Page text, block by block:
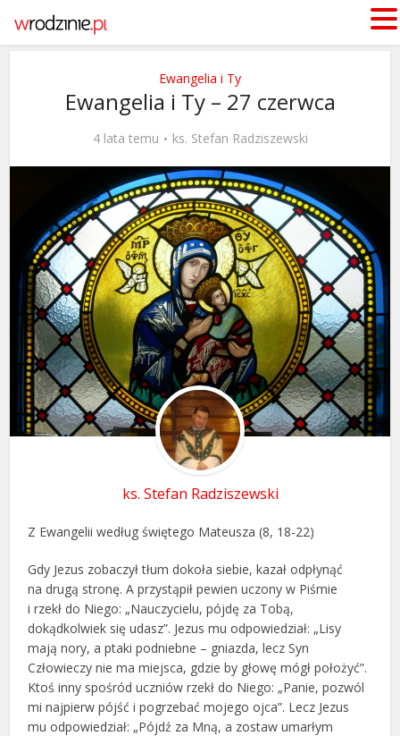
Ewangelia i Ty
Ewangelia i Ty – 27 czerwca
4 lata temu ks. Stefan Radziszewski
ks. Stefan Radziszewski
Z Ewangelii według świętego Mateusza (8, 18-22)
Gdy Jezus zobaczył tłum dokoła siebie, kazał odpłynąć
na drugą stronę. A przystąpił pewien uczony w Piśmie
i rzekł do Niego: „Nauczycielu, pójdę za Tobą,
dokądkolwiek się udasz”. Jezus mu odpowiedział: „Lisy
mają nory, a ptaki podniebne – gniazda, lecz Syn
Człowieczy nie ma miejsca, gdzie by głowę mógł położyć”.
Ktoś inny spośród uczniów rzekł do Niego: „Panie, pozwól
mi najpierw pójść i pogrzebać mojego ojca”. Lecz Jezus
mu odpowiedział: „Pójdź za Mną, a zostaw umarłym